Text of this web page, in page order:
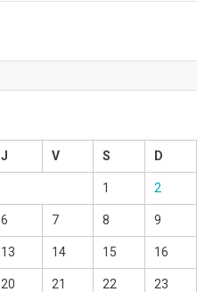
J V S D
1 2
6 7 8 9
13 14 15 16
20 21 22 23